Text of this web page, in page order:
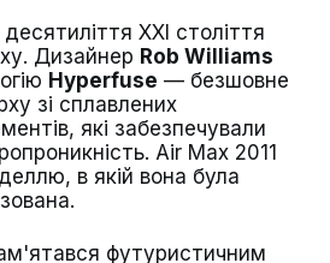
XXI століття
Дизайнер Rob Williams
Hyperfuse — безшовне
зі сплавлених
які забезпечували
Air Max 2011
в якій вона була
футуристичним